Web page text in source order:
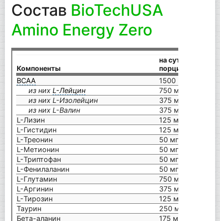
Состав BioTechUSA
Amino Energy Zero
Компоненты
на суточную
порцию (7 г)
BCAA
1500 мг
из нихL-Лейцин
750 мг
из них L-Изолейцин
375 мг
из них L-Валин
375 мг
L-Лизин
125 мг
L-Гистидин
125 мг
L-Треонин
50 мг
L-Метионин
50 мг
L-Триптофан
50 мг
L-Фенилаланин
50 мг
L-Глутамин
750 мг
L-Аргинин
375 мг
L-Тирозин
125 мг
Таурин
250 мг
Бета-аланин
175 мг